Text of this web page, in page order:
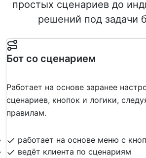
простых сценариев до
решений под задачи
Бот со сценарием
Работает на основе заранее
сценариев, кнопок и логики,
правилам.
работает на основе меню с
ведёт клиента по сценариям